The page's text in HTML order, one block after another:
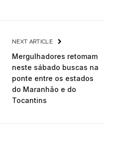
NEXT ARTICLE
Mergulhadores retomam
neste sábado buscas na
ponte entre os estados
do Maranhão e do
Tocantins